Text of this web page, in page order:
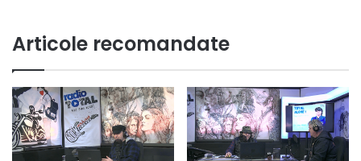
Articole recomandate